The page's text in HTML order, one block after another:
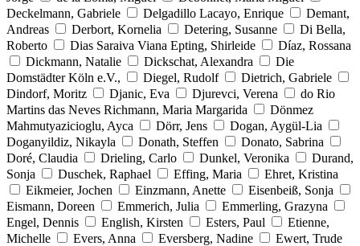
Deckelmann, Gabriele
Delgadillo Lacayo, Enrique
Demant,
Andreas
Derbort, Kornelia Detering, Susanne
Di Bella,
Roberto
Dias Saraiva Viana Epting, Shirleide
Díaz, Rossana
Dickmann, Natalie
Dickschat, Alexandra
Die
Domstädter Köln e.V.,
Diegel, Rudolf
Dietrich, Gabriele
Dindorf, Moritz
Djanic, Eva Djurevci, Verena
do Rio
Martins das Neves Richmann, Maria Margarida
Dönmez
Mahmutyazicioglu, Ayca
Dörr, Jens
Dogan, Aygül-Lia
Doganyildiz, Nikayla
Donath, Steffen
Donato, Sabrina
Doré, Claudia
Drieling, Carlo Dunkel, Veronika
Durand,
Sonja
Duschek, Raphael Effing, Maria
Ehret, Kristina
Eikmeier, Jochen
Einzmann, Anette
Eisenbeiß, Sonja
Eismann, Doreen
Emmerich, Julia
Emmerling, Grazyna
Engel, Dennis
English, Kirsten Esters, Paul
Etienne,
Michelle
Evers, Anna Eversberg, Nadine
Ewert, Trude